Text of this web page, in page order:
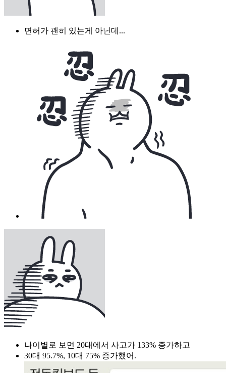
면허가 괜히 있는게 아닌데...
나이별로 보면 20대에서 사고가 133% 증가하고
30대 95.7%, 10대 75% 증가했어.